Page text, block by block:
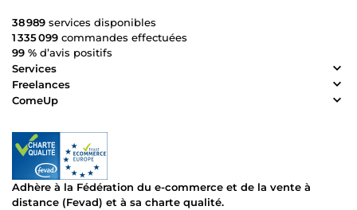
38 989 services disponibles
1 335 099 commandes effectuées
99 % d’avis positifs
Services
Freelances
ComeUp
Adhère à la Fédération du e-commerce et de la vente à
distance (Fevad) et à sa charte qualité.